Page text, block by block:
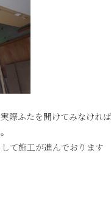
際ふたを開けてみなけれ
て施工が進んでおります